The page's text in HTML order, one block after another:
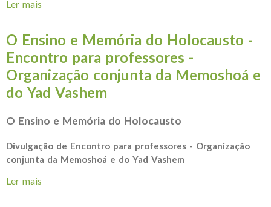
Ler mais
O Ensino e Memória do Holocausto -
Encontro para professores -
Organização conjunta da Memoshoá e
do Yad Vashem
O Ensino e Memória do Holocausto
Divulgação de Encontro para professores - Organização
conjunta da Memoshoá e do Yad Vashem
Ler mais